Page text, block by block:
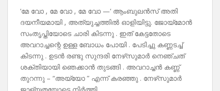
‘മേ വോ , മേ വോ , മേ വോ —‘ ആംബുലൻസ് അതി
ദയനീയമായി , അത്യുച്ചത്തിൽ ഓളിയിട്ടു. ജോയ്മോൻ
സംതൃപ്തിയോടെ ചാരി കിടന്നു . ഇത് കേട്ടതോടെ
അവറാച്ചന്റെ ഉള്ള ബോധം പോയി . പേടിച്ചു കണ്ണടച്ച്
കിടന്നു . ഉടൻ രണ്ടു സുന്ദരി നേഴ്‌സുമാർ നെഞ്ചത്
ശക്തിയായി ഞെക്കാൻ തുടങ്ങി . അവറാച്ചൻ കണ്ണ്
തുറന്നു – “അയ്യോ ” എന്ന് കരഞ്ഞു . നേഴ്‌സുമാർ
ജാള്യതയോടെ നിർത്തി .